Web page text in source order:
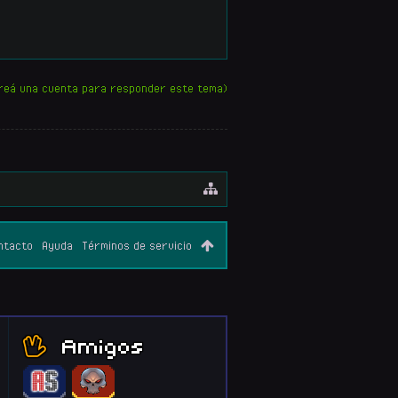
una cuenta para responder este tema)
Ayuda Términos de servicio
Amigos